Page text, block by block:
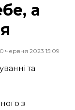
а
червня 2023 15:09
та
з